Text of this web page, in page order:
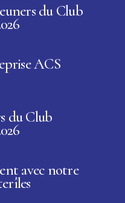
du Club
ACS
du Club
avec notre